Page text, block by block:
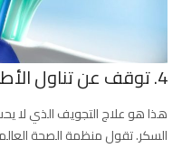
4. توقف عن تناول الأطعمة السكرية :
هذا هو علاج التجويف الذي لا
السكر. تقول منظمة الصحة